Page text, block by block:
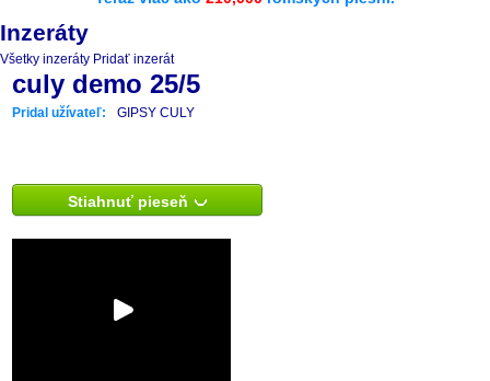
Inzeráty
Všetky inzeráty Pridať inzerát
culy demo 25/5
Pridal užívateľ: GIPSY CULY
Stiahnuť pieseň